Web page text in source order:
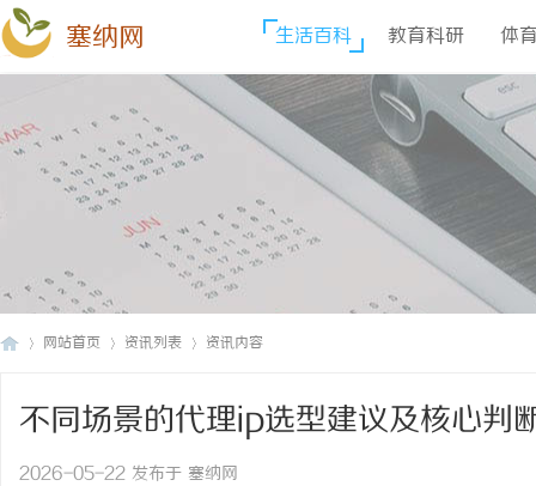
塞纳网 生活百科 教育科研 体
网站首页 资讯列表 资讯内容
不同场景的代理ip选型建议及核心判
2026-05-22 发布于 塞纳网